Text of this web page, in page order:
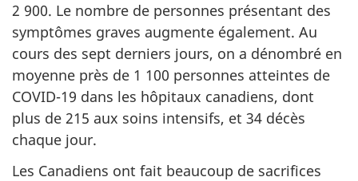
2 900. Le nombre de personnes présentant des
symptômes graves augmente également. Au
cours des sept derniers jours, on a dénombré en
moyenne près de 1 100 personnes atteintes de
COVID-19 dans les hôpitaux canadiens, dont
plus de 215 aux soins intensifs, et 34 décès
chaque jour.
Les Canadiens ont fait beaucoup de sacrifices